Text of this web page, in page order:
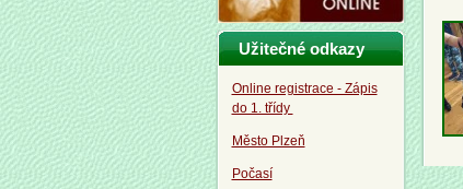
Užitečné odkazy
Online registrace - Zápis
do 1. třídy
Město Plzeň
Počasí